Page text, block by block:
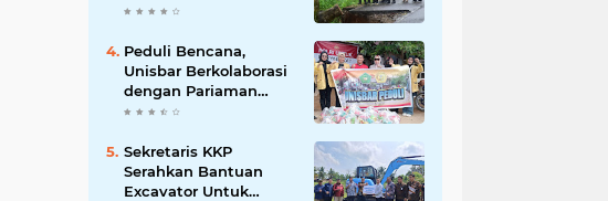
Jemput Aspirasi
Peduli Bencana,
Unisbar Berkolaborasi
dengan Pariaman
Women Power
untuk Korban Banjir di
Padang
Sekretaris KKP
Serahkan Bantuan
Excavator Untuk